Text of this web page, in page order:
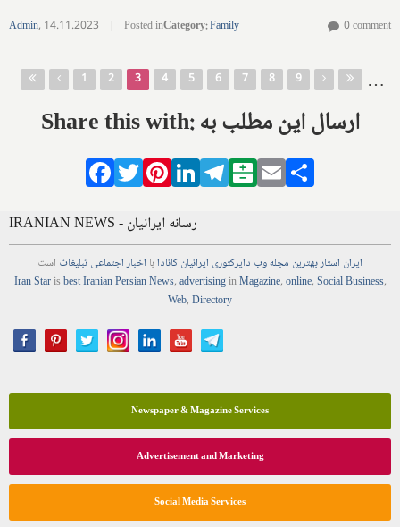
Admin, 14.11.2023 | Posted inCategory:Family 0 comment
Pages
1 2 3 4 5 6 7 8 9 …
Share this with: ارسال این مطلب به
Facebook
TwitterPinterestLinkedIn
Telegram
Balatarin
Email
IRANIAN NEWS - رسانه ایرانیان
ایران استاربهترین مجلهوب دایرکتوری ایرانیان کانادابا اخباراجتماعیتبلیغات است
Iran Starisbest Iranian PersianNews,advertisinginMagazine,online,Social Business,
Web,Directory
Newspaper & Magazine Services
Advertisement and Marketing
Social Media Services